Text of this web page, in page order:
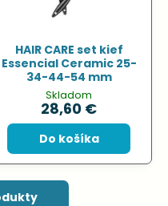
HAIR CARE set kief
Essencial Ceramic 25-
34-44-54 mm
Skladom
28,60 €
Do košíka